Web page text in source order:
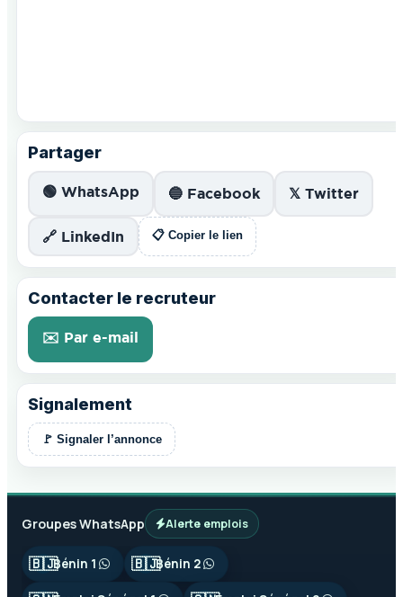
Partager
🟢 WhatsApp 🔵 Facebook 𝕏 Twitter
🔗 LinkedIn 📋 Copier le lien
Contacter le recruteur
✉️ Par e-mail
Signalement
🚩 Signaler l’annonce
Groupes WhatsApp Alerte emplois
🇧🇯Bénin 1 🇧🇯Bénin 2